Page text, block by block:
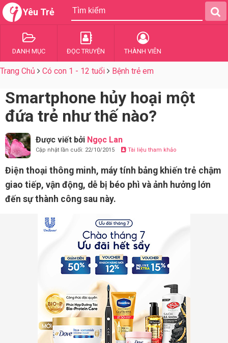
Yêu Trẻ
DANH MỤC ĐỌC TRUYỆN THÀNH VIÊN
Trang Chủ Có con 1 - 12 tuổi Bệnh trẻ em
Smartphone hủy hoại một
đứa trẻ như thế nào?
Được viết bởi Ngọc Lan
Cập nhật lần cuối: 22/10/2015 Tài liệu tham khảo
Điện thoại thông minh, máy tính bảng khiến trẻ chậm
giao tiếp, vận động, dễ bị béo phì và ảnh hưởng lớn
đến sự thành công sau này.